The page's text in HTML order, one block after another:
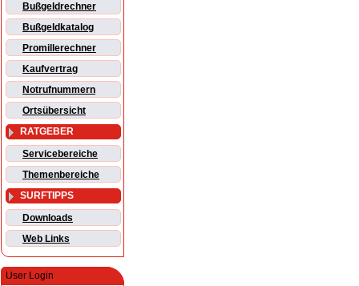
Bußgeldrechner
Bußgeldkatalog
Promillerechner
Kaufvertrag
Notrufnummern
Ortsübersicht
RATGEBER
Servicebereiche
Themenbereiche
SURFTIPPS
Downloads
Web Links
User Login